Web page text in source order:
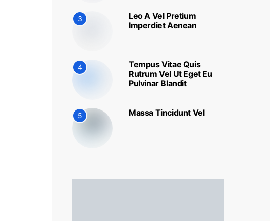
3
Leo A Vel Pretium
Imperdiet Aenean
4
Tempus Vitae Quis
Rutrum Vel Ut Eget Eu
Pulvinar Blandit
5 Massa Tincidunt Vel